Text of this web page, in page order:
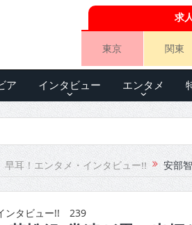
求
東京 関東
ア インタビュー エンタメ
早耳！エンタメ・インタビュー!! 安部
ンタビュー!! 239